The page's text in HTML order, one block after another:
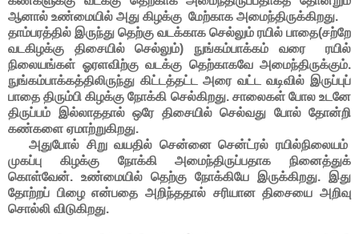
ஆனால் உண்மையில் அது கிழக்கு மேற்காக அமைந்திருக்கிறது.
தாம்பரத்தில் இருந்து தெற்கு வடக்காக செல்லும் ரயில் பாதை(சற்றே
வடகிழக்கு திசையில் செல்லும்) நுங்கம்பாக்கம் வரை ரயில்
நிலையங்கள் ஓரளவிற்கு வடக்கு தெற்காகவே அமைந்திருக்கும்.
நுங்கம்பாக்கத்திலிருந்து கிட்டத்தட்ட அரை வட்ட வடிவில் இருப்புப்
பாதை திரும்பி கிழக்கு நோக்கி செல்கிறது. சாலைகள் போல உடனே
திருப்பம் இல்லாததால் ஒரே திசையில் செல்வது போல் தோன்றி
கண்களை ஏமாற்றுகிறது.
அதுபோல் சிறு வயதில் சென்னை சென்ட்ரல் ரயில்நிலையம்
முகப்பு கிழக்கு நோக்கி அமைந்திருப்பதாக நினைத்துக்
கொள்வேன். உண்மையில் தெற்கு நோக்கியே இருக்கிறது. இது
தோற்றப் பிழை என்பதை அறிந்ததால் சரியான திசையை அறிவு
சொல்லி விடுகிறது.